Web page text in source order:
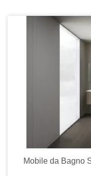
Mobile da Bagno